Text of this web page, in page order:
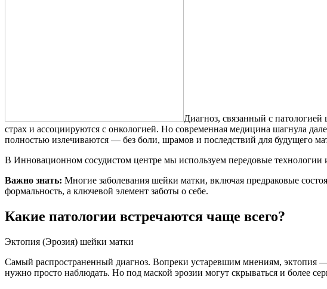
Диагноз, связанный с
страх и ассоциируются с онкологией. Но современная медицина шагнула
полностью излечиваются — без боли, шрамов и последствий для будущего
В Инновационном сосудистом центре мы используем передовые технологии
Важно знать: Многие заболевания шейки матки, включая предраковые
формальность, а ключевой элемент заботы о себе.
Какие патологии встречаются чаще всего?
Эктопия (Эрозия) шейки матки
Самый распространенный диагноз. Вопреки устаревшим мнениям, эктопия —
нужно просто наблюдать. Но под маской эрозии могут скрываться и более